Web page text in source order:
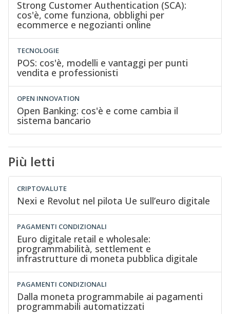
Strong Customer Authentication (SCA):
cos'è, come funziona, obblighi per
ecommerce e negozianti online
TECNOLOGIE
POS: cos'è, modelli e vantaggi per punti
vendita e professionisti
OPEN INNOVATION
Open Banking: cos'è e come cambia il
sistema bancario
Più letti
CRIPTOVALUTE
Nexi e Revolut nel pilota Ue sull’euro digitale
PAGAMENTI CONDIZIONALI
Euro digitale retail e wholesale:
programmabilità, settlement e
infrastrutture di moneta pubblica digitale
PAGAMENTI CONDIZIONALI
Dalla moneta programmabile ai pagamenti
programmabili automatizzati